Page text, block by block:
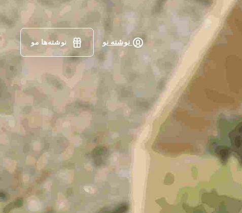
نوشته نو نوشته‌ها مو